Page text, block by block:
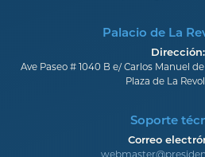
Palacio de La
Dirección:
Ave Paseo # 1040 B e/ Carlos Manuel
Plaza de La
Soporte
Correo